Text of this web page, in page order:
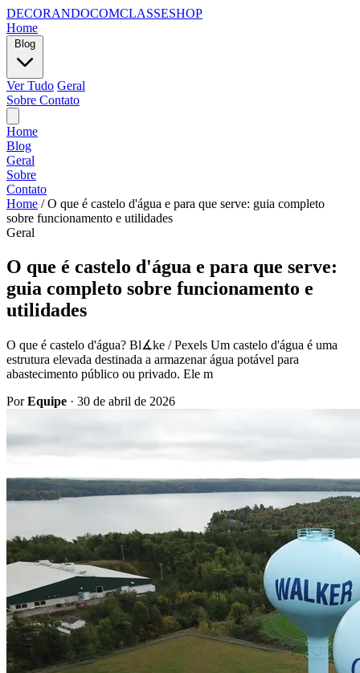
DECORANDOCOMCLASSESHOP
Home
Ver Tudo Geral
Sobre Contato
Home
Blog
Geral
Sobre
Contato
Home / O que é castelo d'água e para que serve: guia completo
sobre funcionamento e utilidades
Geral
O que é castelo d'água e para que serve:
guia completo sobre funcionamento e
utilidades
O que é castelo d'água? Bl∡ke / Pexels Um castelo d'água é uma
estrutura elevada destinada a armazenar água potável para
abastecimento público ou privado. Ele m
PorEquipe · 30 de abril de 2026